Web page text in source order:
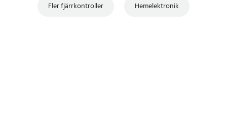
Fler fjärrkontroller Hemelektronik